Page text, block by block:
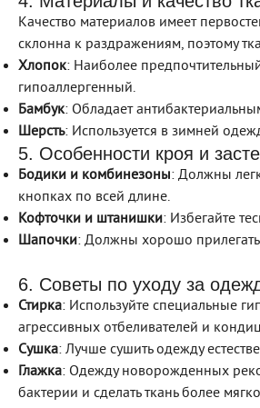
Качество материалов имеет
склонна к раздражениям, поэтому
Хлопок: Наиболее
гипоаллергенный.
Бамбук: Обладает
Шерсть: Используется в зимней
5. Особенности кроя и
Бодики и комбинезоны: Должны
кнопках по всей длине.
Кофточки и штанишки: Избегайте
Шапочки: Должны хорошо
6. Советы по уходу за
Стирка: Используйте специальные
агрессивных отбеливателей и
Сушка: Лучше сушить одежду
Глажка: Одежду новорожденных
бактерии и сделать ткань более